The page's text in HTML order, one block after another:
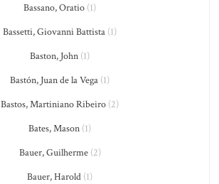
Bassano, Oratio (1)
Bassetti, Giovanni Battista (1)
Baston, John (1)
Bastón, Juan de la Vega (1)
Bastos, Martiniano Ribeiro (2)
Bates, Mason (1)
Bauer, Guilherme(2)
Bauer, Harold (1)